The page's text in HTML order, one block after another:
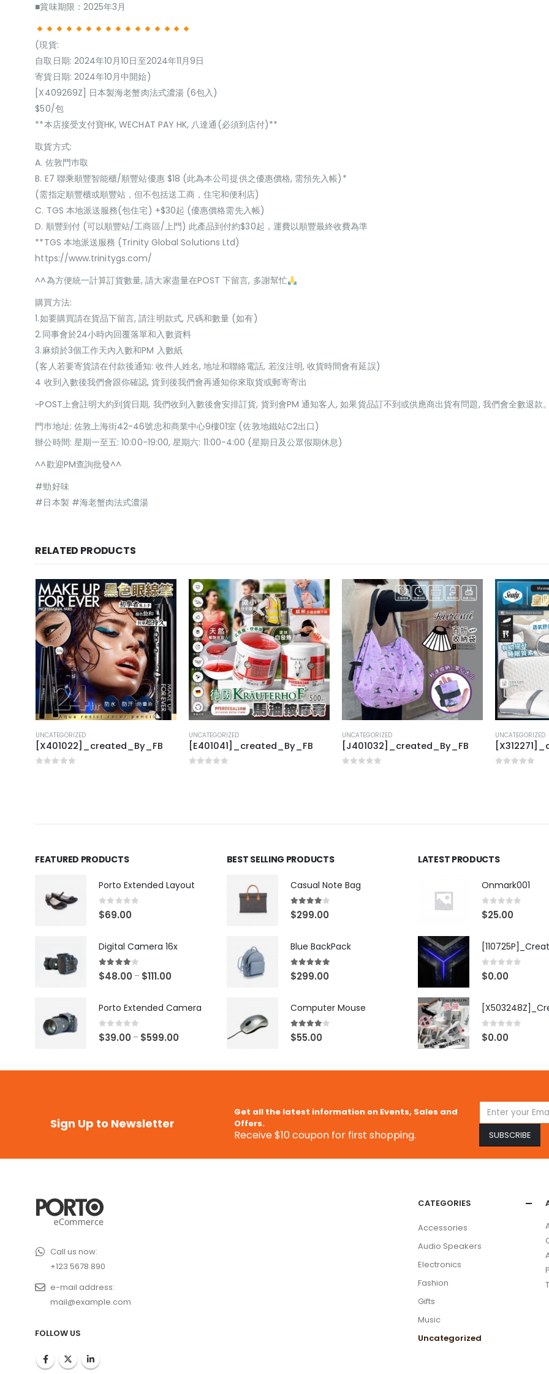
■賞味期限：2025年3月
(現貨:
自取日期: 2024年10月10日至2024年11月9日
寄貨日期: 2024年10月中開始)
[X409269Z] 日本製海老蟹肉法式濃湯 (6包入)
$50/包
**本店接受支付寶HK, WECHAT PAY HK, 八達通(必須到店付)**
取貨方式:
A. 佐敦門巿取
B. E7 聯乘順豐智能櫃/順豐站優惠 $18 (此為本公司提供之優惠價格, 需預先入帳)*
(需指定順豐櫃或順豐站，但不包括送工商，住宅和便利店)
C. TGS 本地派送服務(包住宅) +$30起 (優惠價格需先入帳)
D. 順豐到付 (可以順豐站/工商區/上門) 此產品到付約$30起，運費以順豐最終收費為準
**TGS 本地派送服務 (Trinity Global Solutions Ltd)
https://www.trinitygs.com/
^^為方便統一計算訂貨數量, 請大家盡量在POST 下留言, 多謝幫忙
購買方法:
1.如要購買請在貨品下留言, 請注明款式, 尺碼和數量 (如有)
2.同事會於24小時內回覆落單和入數資料
3.麻煩於3個工作天內入數和PM 入數紙
(客人若要寄貨請在付款後通知: 收件人姓名, 地址和聯絡電話, 若沒注明, 收貨時間會有延誤)
4 收到入數後我們會跟你確認, 貨到後我們會再通知你來取貨或郵寄寄出
~POST上會註明大約到貨日期, 我們收到入數後會安排訂貨, 貨到會PM 通知客人, 如果貨品訂不到或供應商出貨有問題, 我們會全數退款
門巿地址: 佐敦上海街42-46號忠和商業中心9樓01室 (佐敦地鐵站C2出口)
辦公時間: 星期一至五: 10:00-19:00, 星期六: 11:00-4:00 (星期日及公眾假期休息)
^^歡迎PM查詢批發^^
#勁好味
#日本製 #海老蟹肉法式濃湯
RELATED PRODUCTS
UNCATEGORIZED
[X401022]_created_By_FB
UNCATEGORIZED
[E401041]_created_By_FB
UNCATEGORIZED
[J401032]_created_By_FB
UNCATEGORIZED
FEATURED PRODUCTS
Porto Extended Layout
0 out of 5
$69.00
Digital Camera 16x
4.00 out of 5
$48.00 – $111.00
Porto Extended Camera
0 out of 5
$39.00 – $599.00
BEST SELLING PRODUCTS
Casual Note Bag
4.00out of 5
$299.00
Blue BackPack
5.00out of 5
$299.00
Computer Mouse
4.00 out of 5
$55.00
LATEST PRODUCTS
Onmark001
0 out of 5
$25.00
0 out of 5
$0.00
0 out of 5
$0.00
Sign Up to Newsletter
Get all the latest information on Events, Sales and
Offers.
Receive $10 coupon for first shopping.
Call us now:
+123 5678 890
e-mail address:
mail@example.com
FOLLOW US
CATEGORIES
Accessories
Audio Speakers
Electronics
Fashion
Gifts
Music
Uncategorized